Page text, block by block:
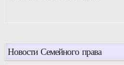
Новости Семейного права